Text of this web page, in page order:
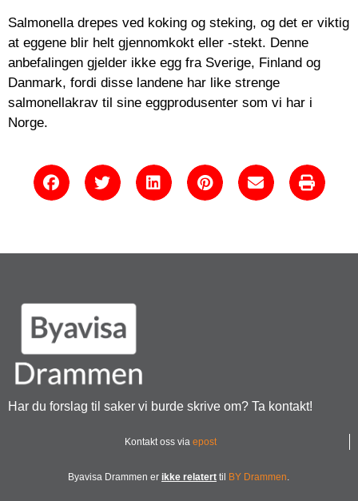
Salmonella drepes ved koking og steking, og det er viktig
at eggene blir helt gjennomkokt eller -stekt. Denne
anbefalingen gjelder ikke egg fra Sverige, Finland og
Danmark, fordi disse landene har like strenge
salmonellakrav til sine eggprodusenter som vi har i
Norge.
Har du forslag til saker vi burde skrive om? Ta kontakt!
Kontakt oss via epost
Byavisa Drammen er ikke relatert til BY Drammen.